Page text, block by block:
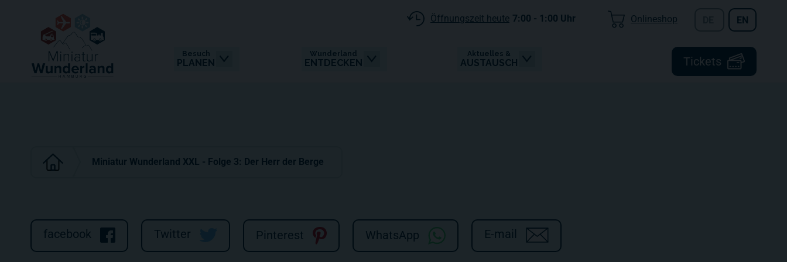
Tickets
Besuch
PLANEN
Wunderland
ENTDECKEN
Aktuelles &
AUSTAUSCH
Öffnungszeit heute 7:00 - 1:00 Uhr Onlineshop EN
Miniatur Wunderland XXL - Folge 3: Der Herr der Berge
facebook Twitter Pinterest WhatsApp E-mail